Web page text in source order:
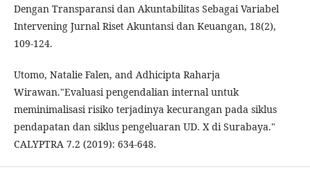
Dengan Transparansi dan Akuntabilitas Sebagai Variabel
Intervening Jurnal Riset Akuntansi dan Keuangan, 18(2),
109-124.
Utomo, Natalie Falen, and Adhicipta Raharja
Wirawan."Evaluasi pengendalian internal untuk
meminimalisasi risiko terjadinya kecurangan pada siklus
pendapatan dan siklus pengeluaran UD. X di Surabaya."
CALYPTRA 7.2 (2019): 634-648.